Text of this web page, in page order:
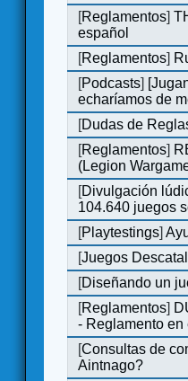
[Reglamentos]
español
[Reglamentos]
[Podcasts]
echaríamos de
[Dudas de
[Reglamentos]
(Legion
[Divulgación
104.640 juegos
[Playtestings]
[Juegos
[Diseñando un
[Reglamentos]
- Reglamento en
[Consultas de
Aintnago?